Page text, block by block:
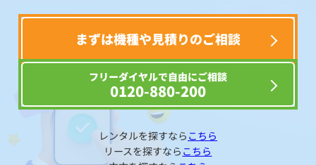
まずは機種や見積りのご相談
フリーダイヤルで自由にご相談
0120-880-200
レンタルを探すなら こちら
リースを探すなら こちら